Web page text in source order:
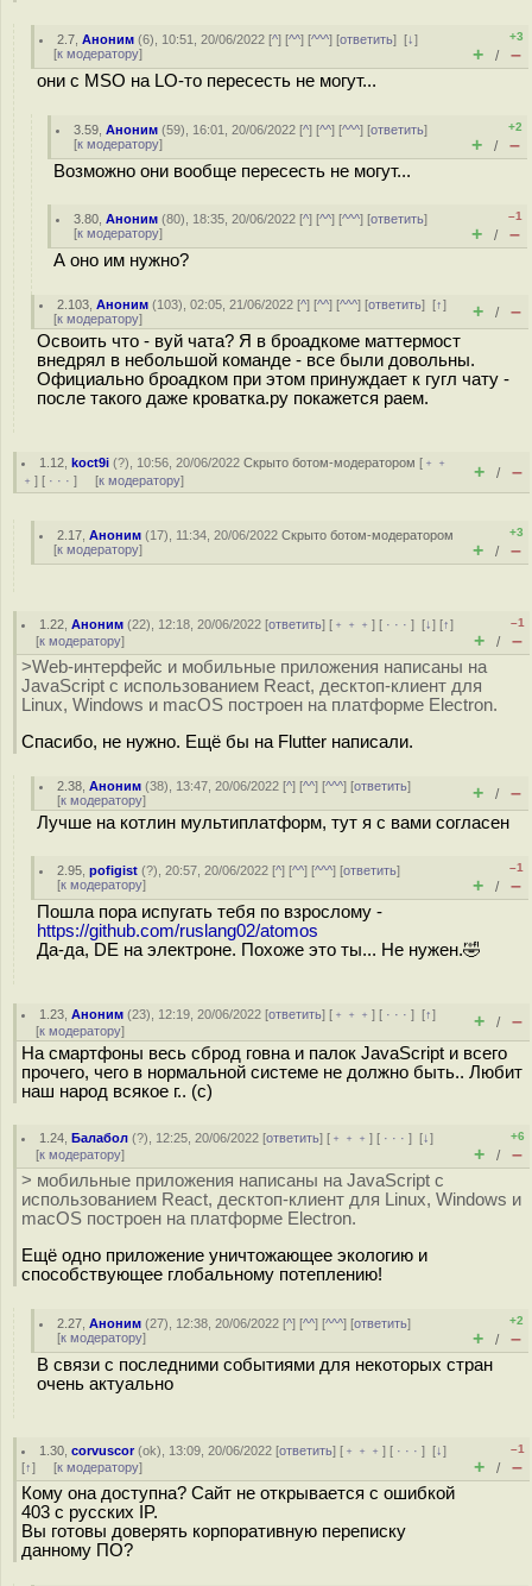
2.7 ,Аноним (6), 10:51, 20/06/2022 [^] [^^] [^^^] [ответить][↓]
[к модератору]
+3
+ / –
они с MSO на LO-то пересесть не могут...
3.59 ,Аноним (59), 16:01, 20/06/2022 [^] [^^] [^^^] [ответить]
[к модератору]
+2
+ / –
Возможно они вообще пересесть не могут...
3.80 ,Аноним (80), 18:35, 20/06/2022 [^] [^^] [^^^] [ответить]
[к модератору]
–1
+ / –
А оно им нужно?
2.103 ,Аноним (103), 02:05, 21/06/2022 [^] [^^] [^^^] [ответить][↑]
[к модератору] + / –
Освоить что - вуй чата? Я в броадкоме маттермост
внедрял в небольшой команде - все были довольны.
Официально броадком при этом принуждает к гугл чату -
после такого даже кроватка.ру покажется раем.
1.12 ,koct9i (?), 10:56, 20/06/2022Скрыто ботом-модератором [ ﹢﹢
﹢ ] [ · · · ] [к модератору] + / –
2.17 ,Аноним (17), 11:34, 20/06/2022Скрыто ботом-модератором
[к модератору]
+3
+ / –
1.22 ,Аноним (22), 12:18, 20/06/2022 [ответить] [ ﹢﹢﹢] [ · · ·][↓] [↑]
[к модератору]
–1
+ / –
>Web-интерфейс и мобильные приложения написаны на
JavaScript с использованием React, десктоп-клиент для
Linux, Windows и macOS построен на платформе Electron.
Спасибо, не нужно. Ещё бы на Flutter написали.
2.38 ,Аноним (38), 13:47, 20/06/2022 [^] [^^] [^^^] [ответить]
[к модератору] + / –
Лучше на котлин мультиплатформ, тут я с вами согласен
2.95 ,pofigist (?), 20:57, 20/06/2022 [^] [^^] [^^^] [ответить]
[к модератору]
–1
+ / –
Пошла пора испугать тебя по взрослому -
https://github.com/ruslang02/atomos
Да-да, DE на электроне. Похоже это ты... Не нужeн.🤣
1.23 ,Аноним (23), 12:19, 20/06/2022 [ответить] [ ﹢﹢﹢] [ · · ·][↑]
[к модератору] + / –
На смартфоны весь сброд говна и палок JavaScript и всего
прочего, чего в нормальной системе не должно быть.. Любит
наш народ всякое г.. (с)
1.24 ,Балабол (?), 12:25, 20/06/2022 [ответить] [ ﹢﹢﹢] [ · · ·][↓]
[к модератору]
+6
+ / –
> мобильные приложения написаны на JavaScript с
использованием React, десктоп-клиент для Linux, Windows и
macOS построен на платформе Electron.
Ещё одно приложение уничтожающее экологию и
способствующее глобальному потеплению!
2.27 ,Аноним (27), 12:38, 20/06/2022 [^] [^^] [^^^] [ответить]
[к модератору]
+2
+ / –
В связи с последними событиями для некоторых стран
очень актуально
1.30 ,corvuscor(ok), 13:09, 20/06/2022 [ответить] [ ﹢﹢﹢] [ · · ·][↓]
[↑] [к модератору]
–1
+ / –
Кому она доступна? Сайт не открывается с ошибкой
403 с русских IP.
Вы готовы доверять корпоративную переписку
данному ПО?